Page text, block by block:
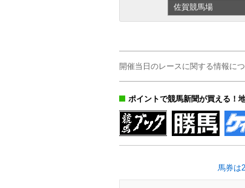
佐賀競馬場
開催当日のレースに関する情報に
ポイントで競馬新聞が買える！
馬券は